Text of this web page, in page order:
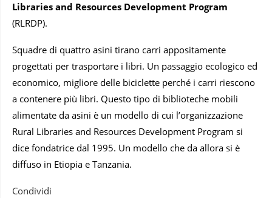
Libraries and Resources Development Program
(RLRDP).
Squadre di quattro asini tirano carri appositamente
progettati per trasportare i libri. Un passaggio ecologico ed
economico, migliore delle biciclette perché i carri riescono
a contenere più libri. Questo tipo di biblioteche mobili
alimentate da asini è un modello di cui l’organizzazione
Rural Libraries and Resources Development Program si
dice fondatrice dal 1995. Un modello che da allora si è
diffuso in Etiopia e Tanzania.
Condividi